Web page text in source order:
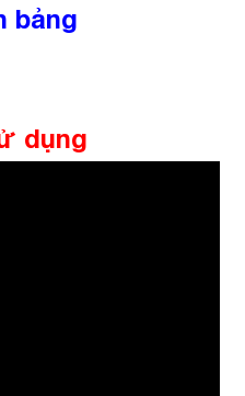
bảng
dụng